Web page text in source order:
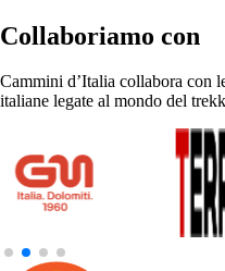
Collaboriamo con
Cammini d’Italia collabora con
italiane legate al mondo del